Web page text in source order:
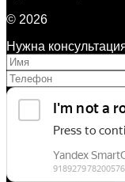
© 2026
Нужна